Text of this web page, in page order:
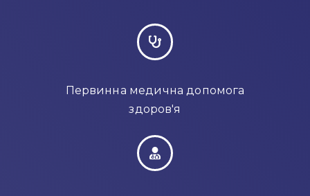
Первинна медична допомога
здоров'я